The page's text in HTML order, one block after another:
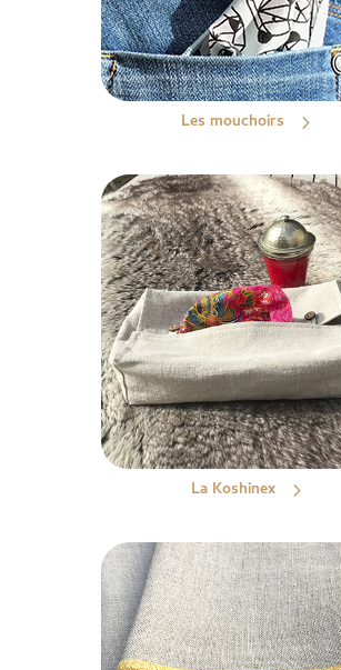
Les mouchoirs
La Koshinex